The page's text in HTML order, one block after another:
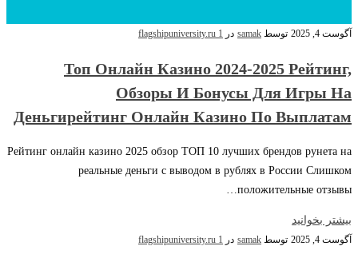
آگوست 4, 2025 توسط samak در flagshipuniversity.ru 1
Топ Онлайн Казино 2024-2025 Рейтинг,
Обзоры И Бонусы Для Игры На
Деньгирейтинг Онлайн Казино По Выплатам
Рейтинг онлайн казино 2025 обзор ТОП 10 лучших брендов рунета на
реальные деньги с выводом в рублях в России Слишком
положительные отзывы…
بیشتر بخوانید
آگوست 4, 2025 توسط samak در flagshipuniversity.ru 1